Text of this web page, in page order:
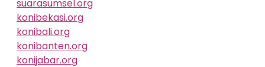
suarasumsel.org
konibekasi.org
konibali.org
konibanten.org
konijabar.org